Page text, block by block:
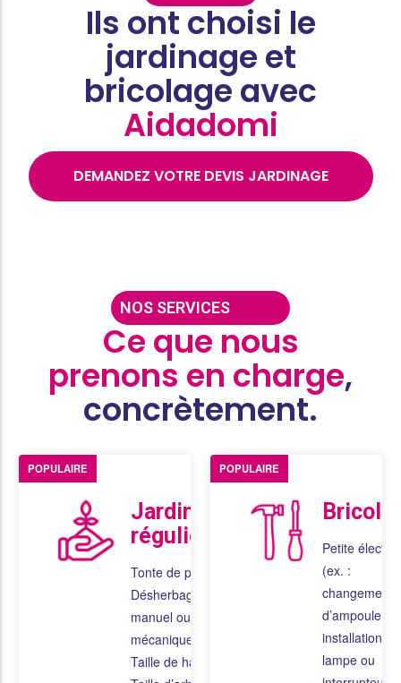
Ils ont choisi le
jardinage et
bricolage avec
Aidadomi
DEMANDEZ VOTRE DEVIS JARDINAGE
NOS SERVICES
Ce que nous
prenons en charge,
concrètement.
Jardinage
régulier
Tonte de pelouse
Désherbage
manuel ou
mécanique
Taille de haies
POPULAIRE
Petite
(ex. :
changement
d’ampoule,
installation de
lampe ou
POPULAIRE